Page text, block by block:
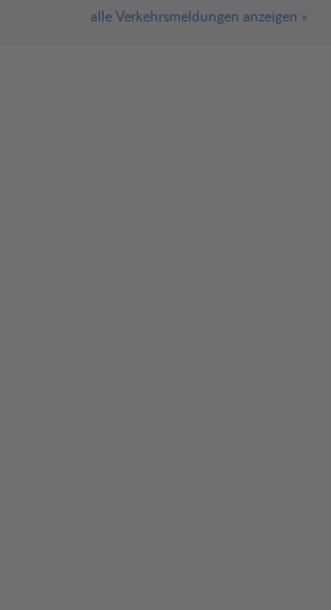
alle Verkehrsmeldungen anzeigen »